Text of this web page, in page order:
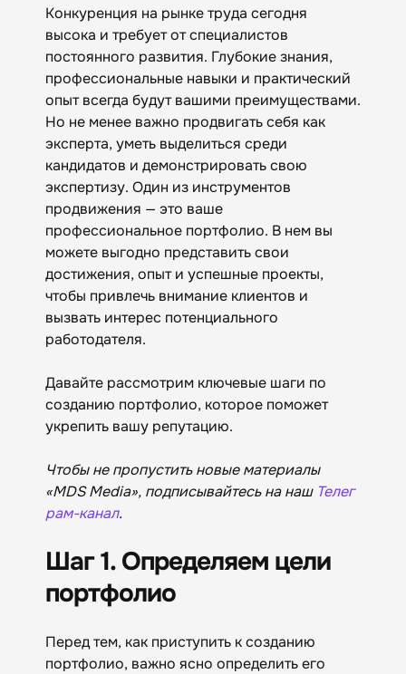
Конкуренция на рынке труда сегодня
высока и требует от специалистов
постоянного развития. Глубокие знания,
профессиональные навыки и практический
опыт всегда будут вашими преимуществами.
Но не менее важно продвигать себя как
эксперта, уметь выделиться среди
кандидатов и демонстрировать свою
экспертизу. Один из инструментов
продвижения — это ваше
профессиональное портфолио. В нем вы
можете выгодно представить свои
достижения, опыт и успешные проекты,
чтобы привлечь внимание клиентов и
вызвать интерес потенциального
работодателя.
Давайте рассмотрим ключевые шаги по
созданию портфолио, которое поможет
укрепить вашу репутацию.
Чтобы не пропустить новые материалы
«MDS Media», подписывайтесь на нашТелег
рам-канал.
Шаг 1. Определяем цели
портфолио
Перед тем, как приступить к созданию
портфолио, важно ясно определить его